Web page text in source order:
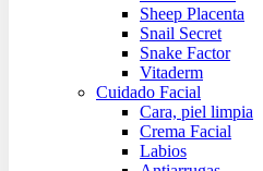
Sheep Placenta
Snail Secret
Snake Factor
Vitaderm
Cuidado Facial
Cara, piel limpia
Crema Facial
Labios